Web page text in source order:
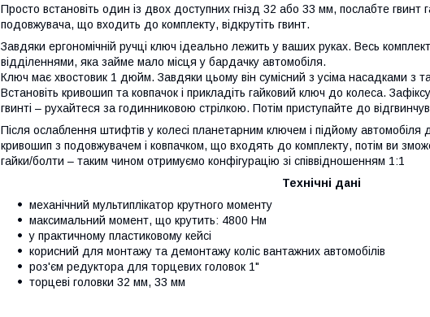
Просто встановіть один із двох доступних гнізд 32 або 33 мм, послабте
подовжувача, що входить до комплекту, відкрутіть гвинт.
Завдяки ергономічній ручці ключ ідеально лежить у ваших руках. Весь
відділеннями, яка займе мало місця у бардачку автомобіля.
Ключ має хвостовик 1 дюйм. Завдяки цьому він сумісний з усіма насадками з
Встановіть кривошип та ковпачок і прикладіть гайковий ключ до колеса.
гвинті – рухайтеся за годинниковою стрілкою. Потім приступайте до
Після ослаблення штифтів у колесі планетарним ключем і підйому
кривошип з подовжувачем і ковпачком, що входять до комплекту, потім ви
гайки/болти – таким чином отримуємо конфігурацію зі співвідношенням 1:1
Технічні дані
механічний мультиплікатор крутного моменту
максимальний момент, що крутить: 4800 Нм
у практичному пластиковому кейсі
корисний для монтажу та демонтажу коліс вантажних автомобілів
роз'єм редуктора для торцевих головок 1"
торцеві головки 32 мм, 33 мм